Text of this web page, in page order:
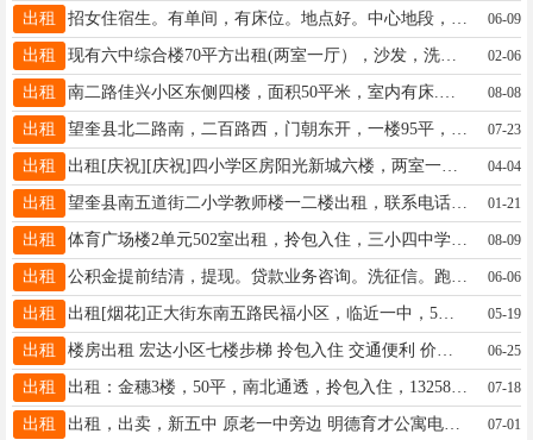
出租 06-09
出租 现有六中综合楼70平方出租(两室一厅），沙发，洗衣机，冰箱，热水器，拎包入住，比邻一小六中，交通便利，陪读首选。 电话：15146532206 地址：北四道街三百路西 02-06
出租 08-08
出租 07-23
出租 出租[庆祝][庆祝]四小学区房阳光新城六楼，两室一厅拎包入住，有空调，采光好☎18346459900，朋友帮忙转发 04-04
出租 望奎县南五道街二小学教师楼一二楼出租，联系电话13329458806 01-21
出租 体育广场楼2单元502室出租，拎包入住，三小四中学区房，联系电话:13555359443 08-09
出租 公积金提前结清，提现。贷款业务咨询。洗征信。跑腿 业务。联系16604550655 06-06
出租 出租[烟花]正大街东南五路民福小区，临近一中，5楼46平方，家居齐全，适合陪读，6月12号到期，有需要的家人可以提前预订15045545077[庆祝]好朋友帮忙转发一下，感谢?特 05-19
出租 06-25
出租 出租：金穗3楼，50平，南北通透，拎包入住，13258588091 07-18
出租 出租，出卖，新五中 原老一中旁边 明德育才公寓电梯楼 年租可月租.适合陪读或单身办公，包取暖物业费15245110626非诚勿扰 07-01